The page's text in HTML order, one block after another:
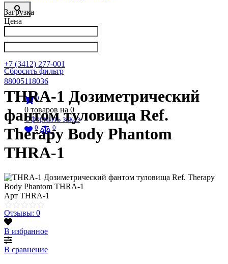
Написать в Телеграм
+7 (3412) 277-001
88005118036
0
0 товаров на 0
Оформить заказ
0 0
Загрузка
Цена
Сбросить фильтр
THRA-1 Дозиметрический
фантом туловища Ref.
Therapy Body Phantom
THRA-1
Арт THRA-1
Отзывы: 0
В избранное
В сравнение